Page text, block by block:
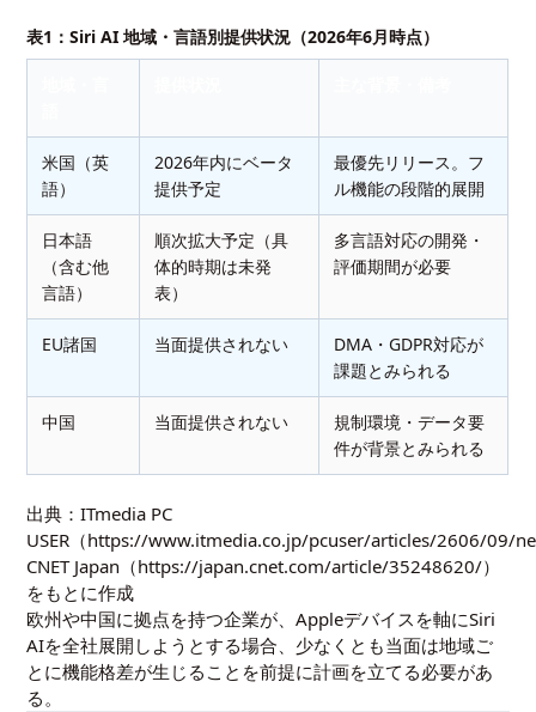
表1：Siri AI 地域・言語別提供状況（2026年6月時点）
米国（英
語）
2026年内にベータ
提供予定
最優先リリース。フ
ル機能の段階的展開
日本語
（含む他
言語）
順次拡大予定（具
体的時期は未発
表）
多言語対応の開発・
評価期間が必要
EU諸国 当面提供されない
DMA・GDPR対応が
課題とみられる
中国 当面提供されない
規制環境・データ要
件が背景とみられる
出典：ITmedia PC
USER（https://www.itmedia.co.jp/pcuser/articles/2606/09/
CNET Japan（https://japan.cnet.com/article/35248620/）
をもとに作成
欧州や中国に拠点を持つ企業が、Appleデバイスを軸にSiri
AIを全社展開しようとする場合、少なくとも当面は地域ご
とに機能格差が生じることを前提に計画を立てる必要があ
る。